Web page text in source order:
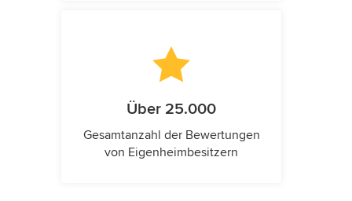
Über 25.000
Gesamtanzahl der Bewertungen
von Eigenheimbesitzern